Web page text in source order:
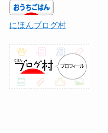
にほんブログ村